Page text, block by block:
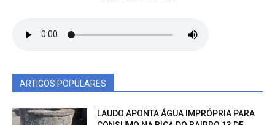
ARTIGOS POPULARES
LAUDO APONTA ÁGUA IMPRÓPRIA PARA